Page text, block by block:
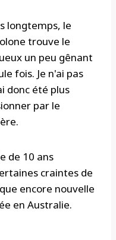
longtemps, le
trouve le
un peu gênant
fois. Je n'ai pas
donc été plus
par le
de 10 ans
craintes de
encore nouvelle
en Australie.